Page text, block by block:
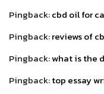
Pingback:cbd oil for
Pingback:reviews of
Pingback:what is the
Pingback:top essay